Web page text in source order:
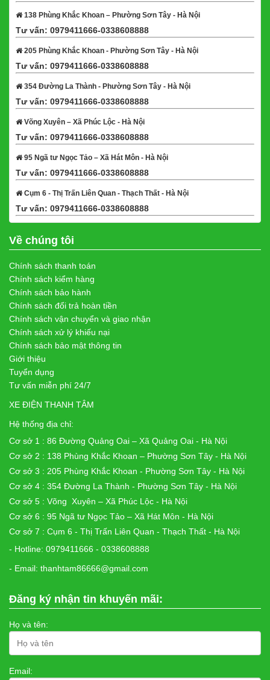
138 Phùng Khắc Khoan – Phường Sơn Tây - Hà Nội
Tư vấn: 0979411666-0338608888
205 Phùng Khắc Khoan - Phường Sơn Tây - Hà Nội
Tư vấn: 0979411666-0338608888
354 Đường La Thành - Phường Sơn Tây - Hà Nội
Tư vấn: 0979411666-0338608888
Võng Xuyên – Xã Phúc Lộc - Hà Nội
Tư vấn: 0979411666-0338608888
95 Ngã tư Ngọc Tảo – Xã Hát Môn - Hà Nội
Tư vấn: 0979411666-0338608888
Cụm 6 - Thị Trấn Liên Quan - Thạch Thất - Hà Nội
Tư vấn: 0979411666-0338608888
Về chúng tôi
Chính sách thanh toán
Chính sách kiểm hàng
Chính sách bảo hành
Chính sách đổi trả hoàn tiền
Chính sách vận chuyển và giao nhận
Chính sách xử lý khiếu nại
Chính sách bảo mật thông tin
Giới thiệu
Tuyển dụng
Tư vấn miễn phí 24/7
XE ĐIỆN THANH TÂM
Hệ thống địa chỉ:
Cơ sở 1 : 86 Đường Quảng Oai – Xã Quảng Oai - Hà Nội
Cơ sở 2 : 138 Phùng Khắc Khoan – Phường Sơn Tây - Hà Nội
Cơ sở 3 : 205 Phùng Khắc Khoan - Phường Sơn Tây - Hà Nội
Cơ sở 4 : 354 Đường La Thành - Phường Sơn Tây - Hà Nội
Cơ sở 5 : Võng Xuyên – Xã Phúc Lộc - Hà Nội
Cơ sở 6 : 95 Ngã tư Ngọc Tảo – Xã Hát Môn - Hà Nội
Cơ sở 7 : Cụm 6 - Thị Trấn Liên Quan - Thạch Thất - Hà Nội
- Hotline: 0979411666 - 0338608888
- Email: thanhtam86666@gmail.com
Đăng ký nhận tin khuyến mãi:
Họ và tên:
Email: